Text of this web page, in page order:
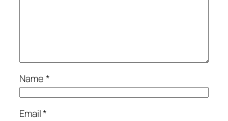
Name*
Email*